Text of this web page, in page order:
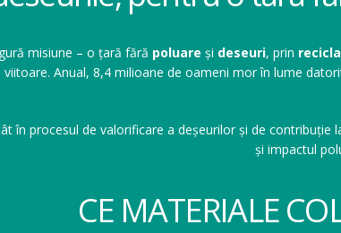
misiune – o țară fără poluare și deseuri, prin
Anual, 8,4 milioane de oameni mor în lume
în procesul de valorificare a deșeurilor și de
și impactul
CE MATERIALE